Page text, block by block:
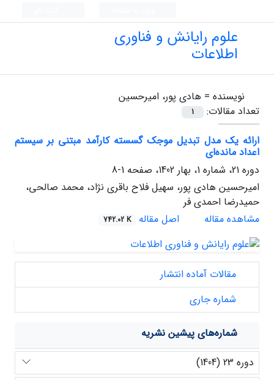
علوم رایانش و فناوری
اطلاعات
نویسنده = هادی پور، امیرحسین
تعداد مقالات:
1
ارائه یک مدل تبدیل موجک گسسته کارآمد مبتنی بر سیستم
اعداد مانده‌ای
دوره 21، شماره 1، بهار 1402، صفحه
1-8
امیرحسین هادی پور، سهیل فلاح باقری نژاد، محمد صالحی،
حمیدرضا احمدی فر
مشاهده مقاله
اصل مقاله 742.02 K
مقالات آماده انتشار
شماره جاری
شماره‌های پیشین نشریه
دوره 23 (1404)